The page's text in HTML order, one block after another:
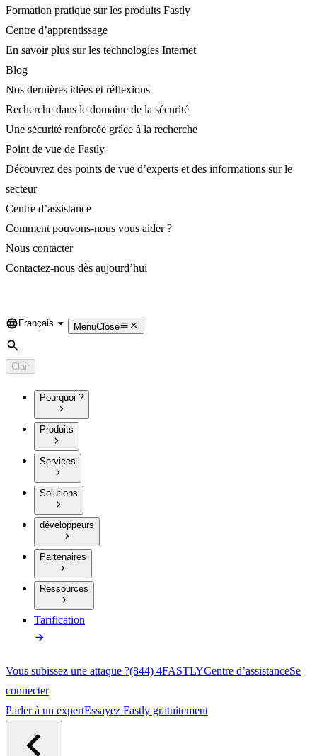
Formation pratique sur les produits Fastly
Centre d’apprentissage
En savoir plus sur les technologies Internet
Blog
Nos dernières idées et réflexions
Recherche dans le domaine de la sécurité
Une sécurité renforcée grâce à la recherche
Point de vue de Fastly
Découvrez des points de vue d’experts et des informations sur le
secteur
Centre d’assistance
Comment pouvons-nous vous aider ?
Nous contacter
Contactez-nous dès aujourd’hui
Language
Français MenuClose
Rechercher
Clair
Pourquoi ?
Produits
Services
Solutions
développeurs
Partenaires
Ressources
Tarification
Vous subissez une attaque ?(844) 4FASTLYCentre d’assistanceSe
connecter
Parler à un expertEssayez Fastly gratuitement